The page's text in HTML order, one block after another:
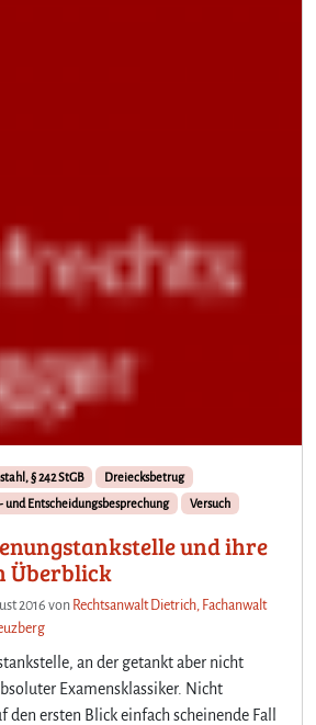
§ 242 StGB
Dreiecksbetrug
und Entscheidungsbesprechung Versuch
und ihre
Überblick
2016 von Rechtsanwalt Dietrich, Fachanwalt
an der getankt aber nicht
Examensklassiker. Nicht
den ersten Blick einfach scheinende Fall